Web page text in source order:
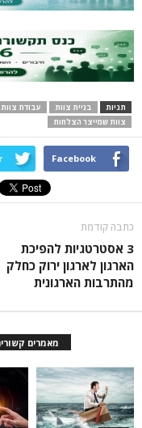
תגיות בניית צוות עבודת צוות
צוות שמייצר הצלחות
Facebook
כתבה קודמת
3 אסטרטגיות להפיכת
הארגון לארגון ירוק כחלק
מהתרבות הארגונית
מאמרים